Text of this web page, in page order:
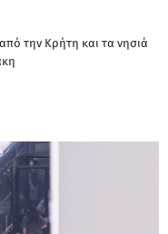
την Κρήτη και τα νησιά